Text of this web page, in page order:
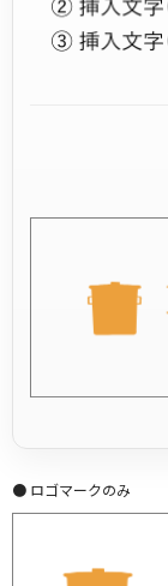
● ロゴマークのみ